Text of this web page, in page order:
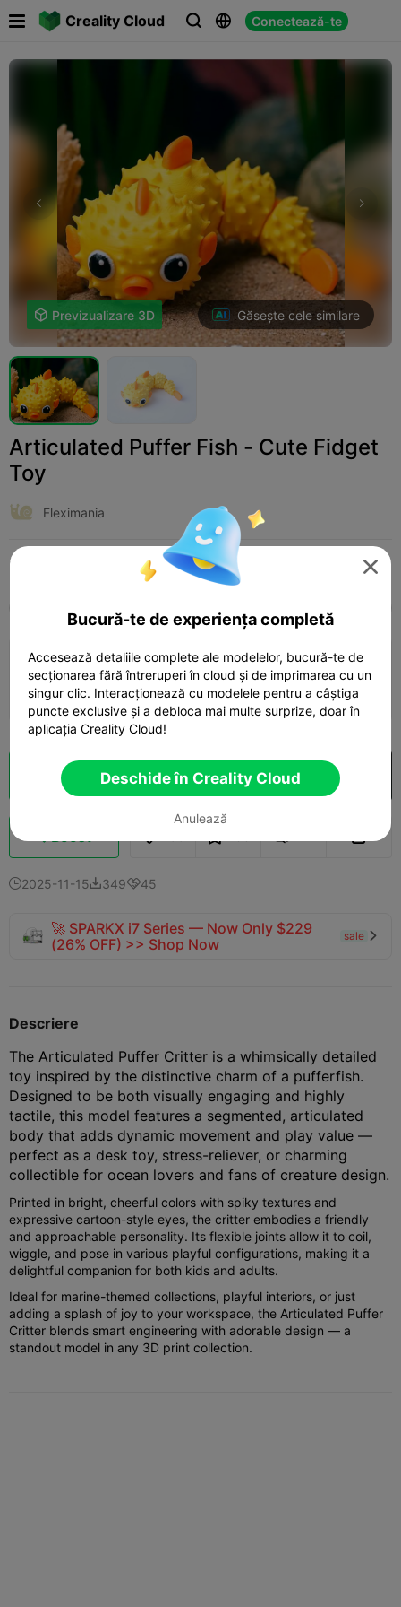
Creality Cloud   Conectează-te
 
 Previzualizare 3D Găsește cele similare
Articulated Puffer Fish - Cute Fidget
Toy
Fleximania
Print Settings (1) Adaugă Miniatures 
Toate K2 Plus K2 Pro K2 SE
0.2mm layer, 2 walls, 15% infill
 01h 08m  1 plates  17.94g
Secționare Cloud Deschide în Creality Cloud
2025-11-1534945
🚀 SPARKX i7 Series — Now Only $229
(26% OFF) >> Shop Now
sale 
Descriere
The Articulated Puffer Critter is a whimsically detailed
toy inspired by the distinctive charm of a pufferfish.
Designed to be both visually engaging and highly
tactile, this model features a segmented, articulated
body that adds dynamic movement and play value —
perfect as a desk toy, stress-reliever, or charming
collectible for ocean lovers and fans of creature design.
Printed in bright, cheerful colors with spiky textures and
expressive cartoon-style eyes, the critter embodies a friendly
and approachable personality. Its flexible joints allow it to coil,
wiggle, and pose in various playful configurations, making it a
delightful companion for both kids and adults.
Ideal for marine-themed collections, playful interiors, or just
adding a splash of joy to your workspace, the Articulated Puffer
Critter blends smart engineering with adorable design — a
standout model in any 3D print collection.

Bucură-te de experiența completă
Accesează detaliile complete ale modelelor, bucură-te de
secționarea fără întreruperi în cloud și de imprimarea cu un
singur clic. Interacționează cu modelele pentru a câștiga
puncte exclusive și a debloca mai multe surprize, doar în
aplicația Creality Cloud!
Deschide în Creality Cloud
Anulează